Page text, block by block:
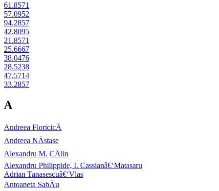
61.8571
57.0952
94.2857
42.8095
21.8571
25.6667
38.0476
28.5238
47.5714
33.2857
A
Andreea FloricicÄ
Andreea NÄstase
Alexandru M. CÄlin
Alexandru Philippide, I. Cassianâ€‘Matasaru
Adrian Tanasescuâ€‘Vlas
Antoaneta SabÄu